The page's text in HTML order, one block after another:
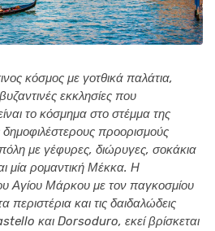
κόσμος με γοτθικά παλάτια,
εκκλησίες που
το κόσμημα στο στέμμα της
δημοφιλέστερους προορισμούς
με γέφυρες, διώρυγες, σοκάκια
μία ρομαντική Μέκκα. Η
Αγίου Μάρκου με τον παγκοσμίου
και τις δαιδαλώδεις
και Dorsoduro, εκεί βρίσκεται